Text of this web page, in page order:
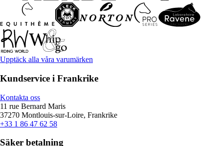
Upptäck alla våra varumärken
Kundservice i Frankrike
Kontakta oss
11 rue Bernard Maris
37270 Montlouis-sur-Loire, Frankrike
+33 1 86 47 62 58
Säker betalning